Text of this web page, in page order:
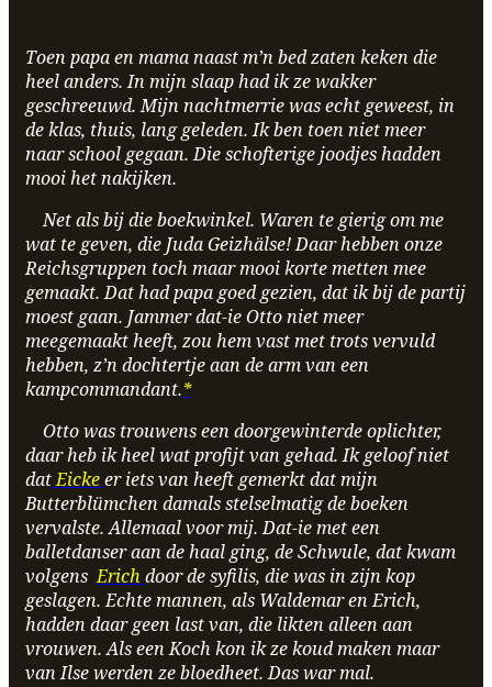
Toen papa en mama naast m’n bed zaten keken die
heel anders. In mijn slaap had ik ze wakker
geschreeuwd. Mijn nachtmerrie was echt geweest, in
de klas, thuis, lang geleden. Ik ben toen niet meer
naar school gegaan. Die schofterige joodjes hadden
mooi het nakijken.
Net als bij die boekwinkel. Waren te gierig om me
wat te geven, die Juda Geizhälse! Daar hebben onze
Reichsgruppen toch maar mooi korte metten mee
gemaakt. Dat had papa goed gezien, dat ik bij de partij
moest gaan. Jammer dat-ie Otto niet meer
meegemaakt heeft, zou hem vast met trots vervuld
hebben, z’n dochtertje aan de arm van een
kampcommandant.*
Otto was trouwens een doorgewinterde oplichter,
daar heb ik heel wat profijt van gehad. Ik geloof niet
datEickeer iets van heeft gemerkt dat mijn
Butterblümchen damals stelselmatig de boeken
vervalste. Allemaal voor mij. Dat-ie met een
balletdanser aan de haal ging, de Schwule, dat kwam
volgensErich door de syfilis, die was in zijn kop
geslagen. Echte mannen, als Waldemar en Erich,
hadden daar geen last van, die likten alleen aan
vrouwen. Als een Koch kon ik ze koud maken maar
van Ilse werden ze bloedheet. Das war mal.